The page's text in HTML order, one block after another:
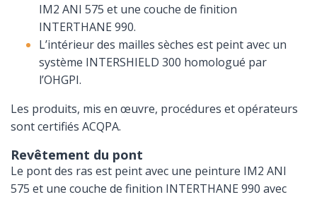
IM2 ANI 575 et une couche de finition
INTERTHANE 990.
L’intérieur des mailles sèches est peint avec un
système INTERSHIELD 300 homologué par
l’OHGPI.
Les produits, mis en œuvre, procédures et opérateurs
sont certifiés ACQPA.
Revêtement du pont
Le pont des ras est peint avec une peinture IM2 ANI
575 et une couche de finition INTERTHANE 990 avec